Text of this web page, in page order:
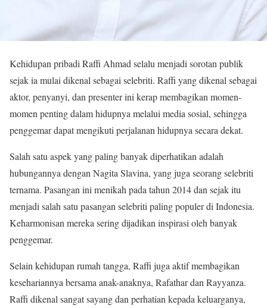
Kehidupan pribadi Raffi Ahmad selalu menjadi sorotan publik
sejak ia mulai dikenal sebagai selebriti. Raffi yang dikenal sebagai
aktor, penyanyi, dan presenter ini kerap membagikan momen-
momen penting dalam hidupnya melalui media sosial, sehingga
penggemar dapat mengikuti perjalanan hidupnya secara dekat.
Salah satu aspek yang paling banyak diperhatikan adalah
hubungannya dengan Nagita Slavina, yang juga seorang selebriti
ternama. Pasangan ini menikah pada tahun 2014 dan sejak itu
menjadi salah satu pasangan selebriti paling populer di Indonesia.
Keharmonisan mereka sering dijadikan inspirasi oleh banyak
penggemar.
Selain kehidupan rumah tangga, Raffi juga aktif membagikan
kesehariannya bersama anak-anaknya, Rafathar dan Rayyanza.
Raffi dikenal sangat sayang dan perhatian kepada keluarganya,